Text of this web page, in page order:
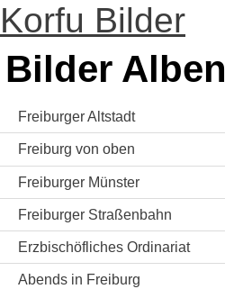
Korfu Bilder
Bilder Alben
Freiburger Altstadt
Freiburg von oben
Freiburger Münster
Freiburger Straßenbahn
Erzbischöfliches Ordinariat
Abends in Freiburg